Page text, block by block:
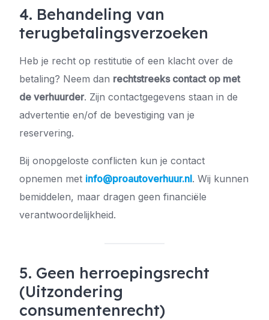
4. Behandeling van
terugbetalingsverzoeken
Heb je recht op restitutie of een klacht over de
betaling? Neem dan rechtstreeks contact op met
de verhuurder. Zijn contactgegevens staan in de
advertentie en/of de bevestiging van je
reservering.
Bij onopgeloste conflicten kun je contact
opnemen met info@proautoverhuur.nl. Wij kunnen
bemiddelen, maar dragen geen financiële
verantwoordelijkheid.
5. Geen herroepingsrecht
(Uitzondering
consumentenrecht)